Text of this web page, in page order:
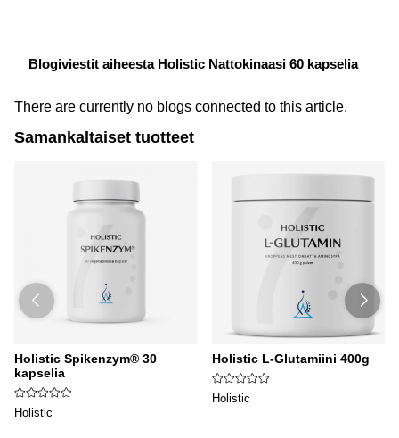
Blogiviestit aiheesta Holistic Nattokinaasi 60 kapselia
There are currently no blogs connected to this article.
Samankaltaiset tuotteet
Holistic Spikenzym® 30
kapselia
Holistic
Holistic L-Glutamiini 400g
Holistic